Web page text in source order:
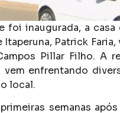
foi inaugurada, a
Itaperuna, Patrick
Pillar Filho. A
vem enfrentando
local.
semanas